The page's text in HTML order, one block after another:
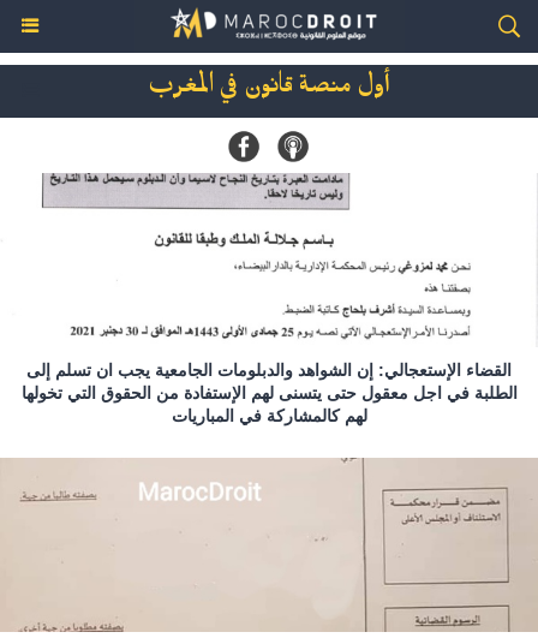
أول منصة قانون في المغرب
القضاء الإستعجالي: إن الشواهد والدبلومات الجامعية يجب ان تسلم إلى
الطلبة في اجل معقول حتى يتسنى لهم الإستفادة من الحقوق التي تخولها
لهم كالمشاركة في المباريات